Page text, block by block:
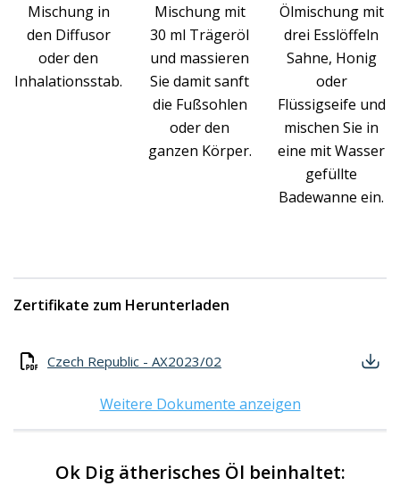
Mischung in
den Diffusor
oder den
Inhalationsstab.
Mischung mit
30 ml Trägeröl
und massieren
Sie damit sanft
die Fußsohlen
oder den
ganzen Körper.
Ölmischung mit
drei Esslöffeln
Sahne, Honig
oder
Flüssigseife und
mischen Sie in
eine mit Wasser
gefüllte
Badewanne ein.
Zertifikate zum Herunterladen
Czech Republic - AX2023/02
Weitere Dokumente anzeigen
Ok Dig ätherisches Öl beinhaltet: